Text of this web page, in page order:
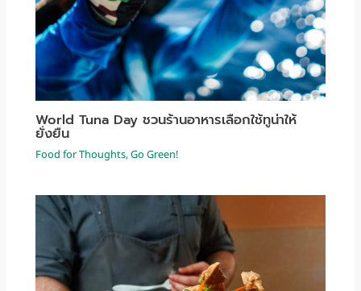
World Tuna Day ชวนร้านอาหารเลือกใช้ทูน่าให้
ยั่งยืน
Food for Thoughts,Go Green!